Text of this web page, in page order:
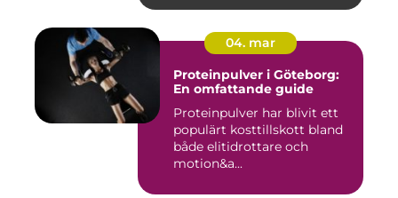
04. mar
Proteinpulver i Göteborg:
En omfattande guide
Proteinpulver har blivit ett
populärt kosttillskott bland
både elitidrottare och
motion&a...